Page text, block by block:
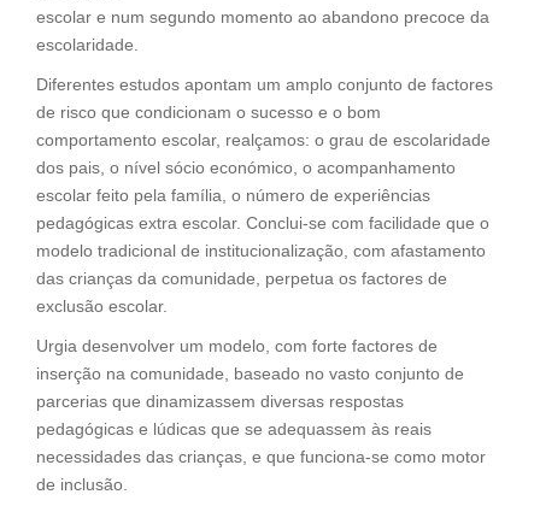
escolar e num segundo momento ao abandono precoce da
escolaridade.
Diferentes estudos apontam um amplo conjunto de factores
de risco que condicionam o sucesso e o bom
comportamento escolar, realçamos: o grau de escolaridade
dos pais, o nível sócio económico, o acompanhamento
escolar feito pela família, o número de experiências
pedagógicas extra escolar. Conclui-se com facilidade que o
modelo tradicional de institucionalização, com afastamento
das crianças da comunidade, perpetua os factores de
exclusão escolar.
Urgia desenvolver um modelo, com forte factores de
inserção na comunidade, baseado no vasto conjunto de
parcerias que dinamizassem diversas respostas
pedagógicas e lúdicas que se adequassem às reais
necessidades das crianças, e que funciona-se como motor
de inclusão.